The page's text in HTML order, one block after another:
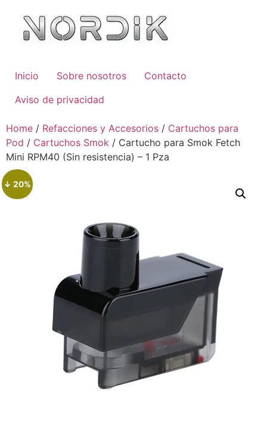
Inicio Sobre nosotros
Contacto
Aviso de privacidad
Home / Refacciones y Accesorios / Cartuchos para
Pod / Cartuchos Smok / Cartucho para Smok Fetch
Mini RPM40 (Sin resistencia) – 1 Pza
↓ 20%